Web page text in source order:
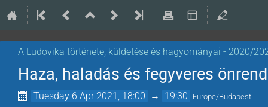
A Ludovika története, küldetése és hagyományai - 2020/
Haza, haladás és fegyveres
Tuesday 6 Apr 2021, 18:00 → 19:30 Europe/Budapest